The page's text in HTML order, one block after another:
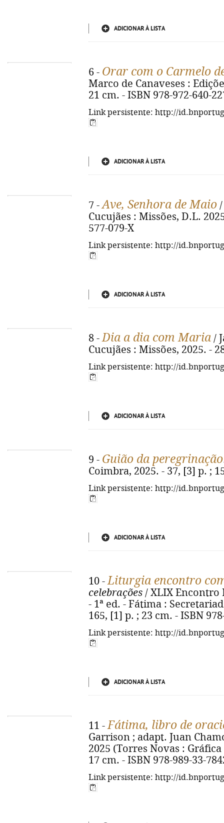
ADICIONAR À LISTA
6 - Orar com o Carmelo
Marco de Canaveses :
21 cm. - ISBN 978-972-640-
Link persistente: http://
ADICIONAR À LISTA
7 -Ave, Senhora de Maio
Cucujães : Missões, D.L.
577-079-X
Link persistente: http://
ADICIONAR À LISTA
8 -Dia a dia com Maria /
Cucujães : Missões, 2025. -
Link persistente: http://
ADICIONAR À LISTA
9 - Guião da peregrinação
Coimbra, 2025. - 37, [3] p. ;
Link persistente: http://
ADICIONAR À LISTA
10 -Liturgia encontro
celebrações / XLIX Encontro
- 1ª ed. - Fátima :
165, [1] p. ; 23 cm. - ISBN
Link persistente: http://
ADICIONAR À LISTA
11 -Fátima, libro de
Garrison ; adapt. Juan
2025 (Torres Novas :
17 cm. - ISBN 978-989-33-
Link persistente: http://